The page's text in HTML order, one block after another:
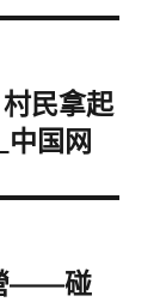
民拿起
国网
——碰